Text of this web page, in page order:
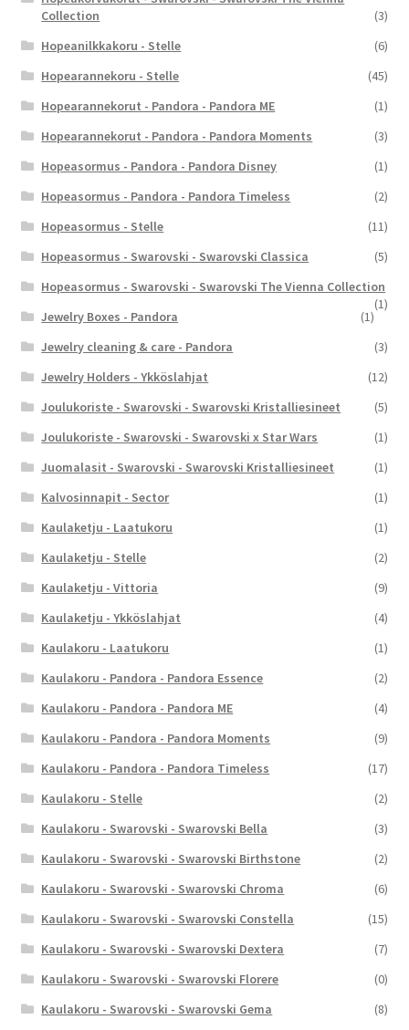
Collection
(3)
Hopeanilkkakoru - Stelle
(6)
Hopearannekoru - Stelle
(45)
Hopearannekorut - Pandora - Pandora ME
(1)
Hopearannekorut - Pandora - Pandora Moments
(3)
Hopeasormus - Pandora - Pandora Disney
(1)
Hopeasormus - Pandora - Pandora Timeless
(2)
Hopeasormus - Stelle
(11)
Hopeasormus - Swarovski - Swarovski Classica
(5)
Hopeasormus - Swarovski - Swarovski The Vienna Collection
(1)
Jewelry Boxes - Pandora
(1)
Jewelry cleaning & care - Pandora
(3)
Jewelry Holders - Ykköslahjat
(12)
Joulukoriste - Swarovski - Swarovski Kristalliesineet
(5)
Joulukoriste - Swarovski - Swarovski x Star Wars
(1)
Juomalasit - Swarovski - Swarovski Kristalliesineet
(1)
Kalvosinnapit - Sector
(1)
Kaulaketju - Laatukoru
(1)
Kaulaketju - Stelle
(2)
Kaulaketju - Vittoria
(9)
Kaulaketju - Ykköslahjat
(4)
Kaulakoru - Laatukoru
(1)
Kaulakoru - Pandora - Pandora Essence
(2)
Kaulakoru - Pandora - Pandora ME
(4)
Kaulakoru - Pandora - Pandora Moments
(9)
Kaulakoru - Pandora - Pandora Timeless
(17)
Kaulakoru - Stelle
(2)
Kaulakoru - Swarovski - Swarovski Bella
(3)
Kaulakoru - Swarovski - Swarovski Birthstone
(2)
Kaulakoru - Swarovski - Swarovski Chroma
(6)
Kaulakoru - Swarovski - Swarovski Constella
(15)
Kaulakoru - Swarovski - Swarovski Dextera
(7)
Kaulakoru - Swarovski - Swarovski Florere
(0)
Kaulakoru - Swarovski - Swarovski Gema
(8)